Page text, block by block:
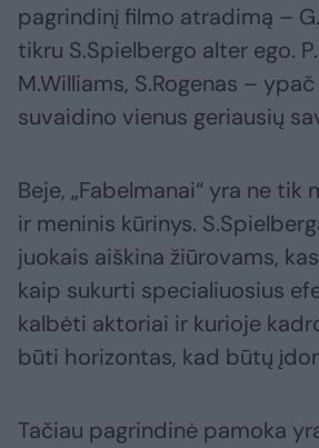
pagrindinį filmo atradimą –
tikru S.Spielbergo alter ego.
M.Williams, S.Rogenas –
suvaidino vienus geriausių
Beje, „Fabelmanai“ yra ne tik
ir meninis kūrinys.
juokais aiškina žiūrovams,
kaip sukurti specialiuosius
kalbėti aktoriai ir kurioje
būti horizontas, kad būtų
Tačiau pagrindinė pamoka